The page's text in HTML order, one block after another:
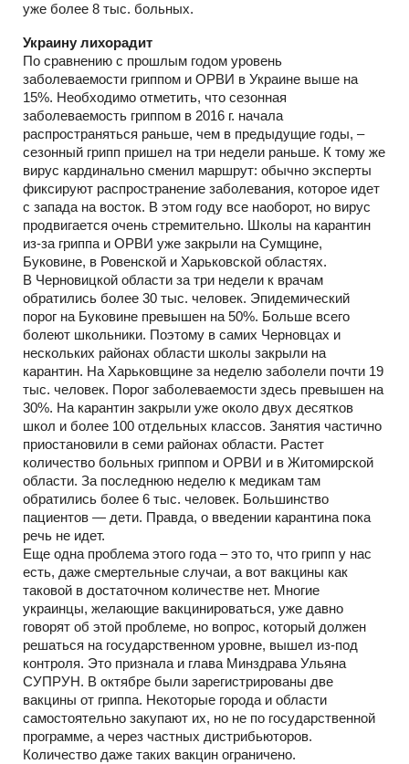
уже более 8 тыс. больных.
Украину лихорадит
По сравнению с прошлым годом уровень
заболеваемости гриппом и ОРВИ в Украине выше на
15%. Необходимо отметить, что сезонная
заболеваемость гриппом в 2016 г. начала
распространяться раньше, чем в предыдущие годы, –
сезонный грипп пришел на три недели раньше. К тому же
вирус кардинально сменил маршрут: обычно эксперты
фиксируют распространение заболевания, которое идет
с запада на восток. В этом году все наоборот, но вирус
продвигается очень стремительно. Школы на карантин
из-за гриппа и ОРВИ уже закрыли на Сумщине,
Буковине, в Ровенской и Харьковской областях.
В Черновицкой области за три недели к врачам
обратились более 30 тыс. человек. Эпидемический
порог на Буковине превышен на 50%. Больше всего
болеют школьники. Поэтому в самих Черновцах и
нескольких районах области школы закрыли на
карантин. На Харьковщине за неделю заболели почти 19
тыс. человек. Порог заболеваемости здесь превышен на
30%. На карантин закрыли уже около двух десятков
школ и более 100 отдельных классов. Занятия частично
приостановили в семи районах области. Растет
количество больных гриппом и ОРВИ и в Житомирской
области. За последнюю неделю к медикам там
обратились более 6 тыс. человек. Большинство
пациентов — дети. Правда, о введении карантина пока
речь не идет.
Еще одна проблема этого года – это то, что грипп у нас
есть, даже смертельные случаи, а вот вакцины как
таковой в достаточном количестве нет. Многие
украинцы, желающие вакцинироваться, уже давно
говорят об этой проблеме, но вопрос, который должен
решаться на государственном уровне, вышел из-под
контроля. Это признала и глава Минздрава Ульяна
СУПРУН. В октябре были зарегистрированы две
вакцины от гриппа. Некоторые города и области
самостоятельно закупают их, но не по государственной
программе, а через частных дистрибьюторов.
Количество даже таких вакцин ограничено.